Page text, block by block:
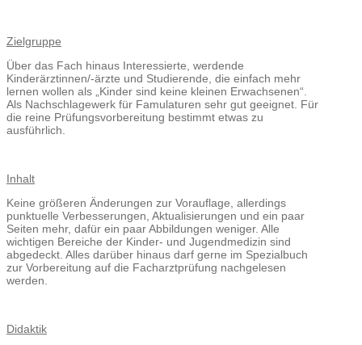
Zielgruppe
Über das Fach hinaus Interessierte, werdende
Kinderärztinnen/-ärzte und Studierende, die einfach mehr
lernen wollen als „Kinder sind keine kleinen Erwachsenen“.
Als Nachschlagewerk für Famulaturen sehr gut geeignet. Für
die reine Prüfungsvorbereitung bestimmt etwas zu
ausführlich.
Inhalt
Keine größeren Änderungen zur Vorauflage, allerdings
punktuelle Verbesserungen, Aktualisierungen und ein paar
Seiten mehr, dafür ein paar Abbildungen weniger. Alle
wichtigen Bereiche der Kinder- und Jugendmedizin sind
abgedeckt. Alles darüber hinaus darf gerne im Spezialbuch
zur Vorbereitung auf die Facharztprüfung nachgelesen
werden.
Didaktik